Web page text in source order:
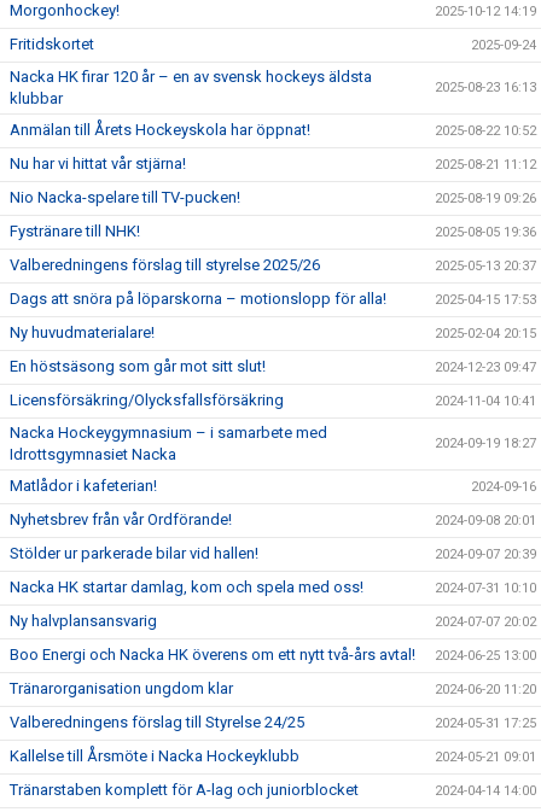
Morgonhockey! 2025-10-12 14:19
Fritidskortet 2025-09-24
Nacka HK firar 120 år – en av svensk hockeys äldsta
klubbar
2025-08-23 16:13
Anmälan till Årets Hockeyskola har öppnat! 2025-08-22 10:52
Nu har vi hittat vår stjärna! 2025-08-21 11:12
Nio Nacka-spelare till TV-pucken! 2025-08-19 09:26
Fystränare till NHK! 2025-08-05 19:36
Valberedningens förslag till styrelse 2025/26 2025-05-13 20:37
Dags att snöra på löparskorna – motionslopp för alla! 2025-04-15 17:53
Ny huvudmaterialare! 2025-02-04 20:15
En höstsäsong som går mot sitt slut! 2024-12-23 09:47
Licensförsäkring/Olycksfallsförsäkring 2024-11-04 10:41
Nacka Hockeygymnasium – i samarbete med
Idrottsgymnasiet Nacka
2024-09-19 18:27
Matlådor i kafeterian! 2024-09-16
Nyhetsbrev från vår Ordförande! 2024-09-08 20:01
Stölder ur parkerade bilar vid hallen! 2024-09-07 20:39
Nacka HK startar damlag, kom och spela med oss! 2024-07-31 10:10
Ny halvplansansvarig 2024-07-07 20:02
Boo Energi och Nacka HK överens om ett nytt två-års avtal! 2024-06-25 13:00
Tränarorganisation ungdom klar 2024-06-20 11:20
Valberedningens förslag till Styrelse 24/25 2024-05-31 17:25
Kallelse till Årsmöte i Nacka Hockeyklubb 2024-05-21 09:01
Tränarstaben komplett för A-lag och juniorblocket 2024-04-14 14:00